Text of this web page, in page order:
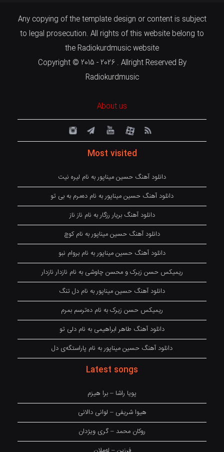
Any copying of the template design or content is subject
to legal prosecution. All rights of this website belong to
the Radiokurdmusic website
Copyright © 2015 - 2026 . Allright Reserved By
Radiokurdmusic
About us
Most visited
دانلود آهنگ حسین میناپور به نام لیره نیت
دانلود آهنگ حسین میناپور به نام دەمرم بە بی تو
دانلود آهنگ بریار رزگار به نام ناز ناز
دانلود آهنگ حسین میناپور به نام کوچ
دانلود آهنگ حسین میناپور به نام بروام نبو
ریمیکس حسن زیرک و محسن چاوشی به نام نازدار نازدار
دانلود آهنگ حسین میناپور به نام دل تنگ
ریمیکس حسن زیرک به نام دەترسم بمرم
دانلود آهنگ طاهر ابراهیمی به نام دلی تو
دانلود آهنگ حسین میناپور به نام پاراستگەی دل
Latest songs
پویا راشا – برا هیزم
هیوا شریفی – لوانی دالانی
روکان محمد – گری ویژدان